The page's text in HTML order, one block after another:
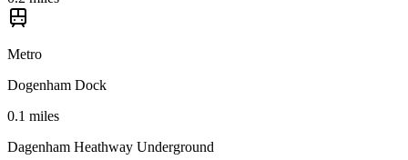
Metro
Dogenham Dock
0.1 miles
Dagenham Heathway Underground